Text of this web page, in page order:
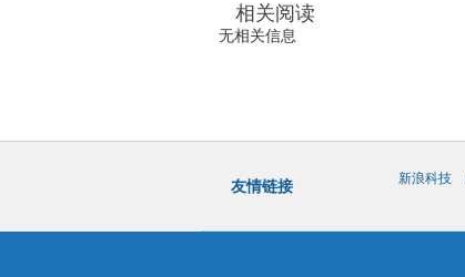
相关阅读
无相关信息
友情链接 新浪科技